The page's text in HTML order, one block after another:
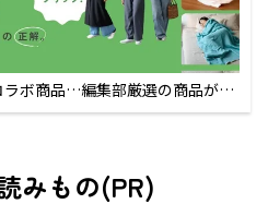
ボ商品…編集部厳選の商品が買
みもの(PR)